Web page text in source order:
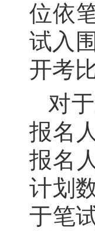
位依
试入
开考
对
报名
报名
计划
于笔